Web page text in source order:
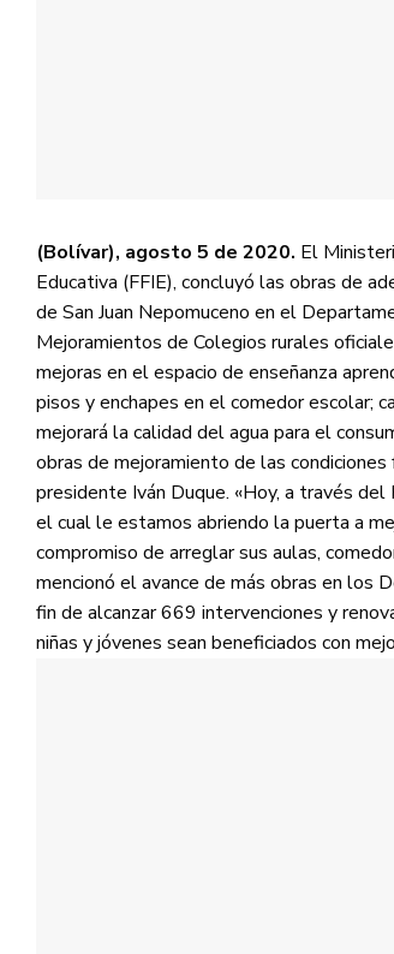
(Bolívar), agosto 5 de 2020. El
Educativa (FFIE), concluyó las obras de
de San Juan Nepomuceno en el
Mejoramientos de Colegios rurales
mejoras en el espacio de enseñanza
pisos y enchapes en el comedor escolar;
mejorará la calidad del agua para el
obras de mejoramiento de las
presidente Iván Duque. «Hoy, a través
el cual le estamos abriendo la puerta a
compromiso de arreglar sus aulas,
mencionó el avance de más obras en los
fin de alcanzar 669 intervenciones y
niñas y jóvenes sean beneficiados con